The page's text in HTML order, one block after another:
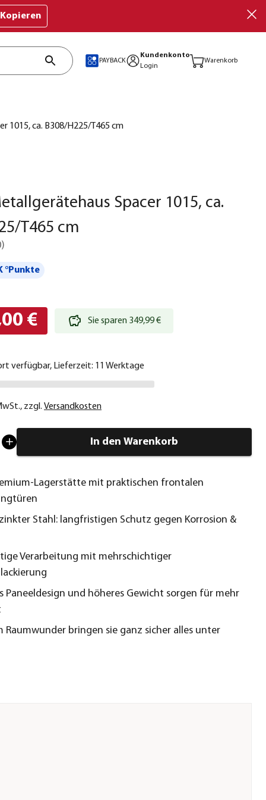
Kopieren
PAYBACK
Kundenkonto
Login
Warenkorb
1015, ca. B308/H225/T465 cm
Spacer 1015, ca.
T465 cm
)
°Punkte
€ Sie sparen 349,99 €
verfügbar, Lieferzeit: 11 Werktage
, zzgl. Versandkosten
In den Warenkorb
Lagerstätte mit praktischen frontalen
Stahl: langfristigen Schutz gegen Korrosion &
Verarbeitung mit mehrschichtiger
Paneeldesign und höheres Gewicht sorgen für mehr
Raumwunder bringen sie ganz sicher alles unter